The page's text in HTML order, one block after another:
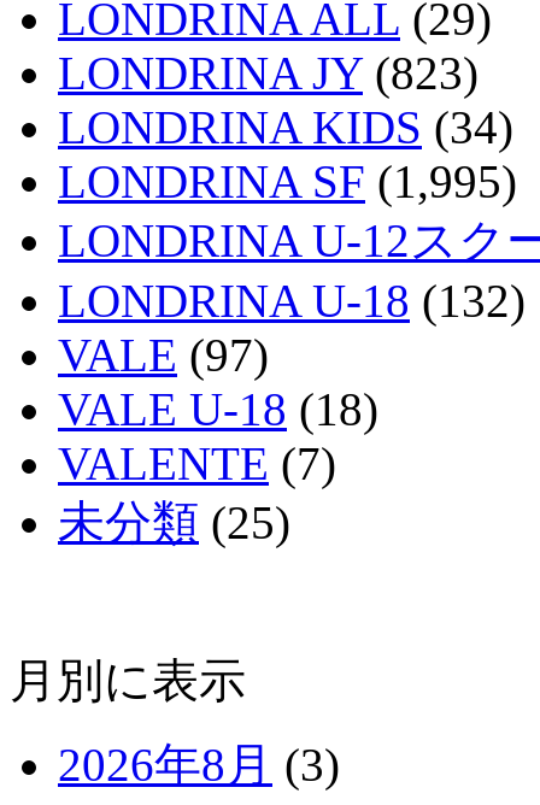
LONDRINA ALL (29)
LONDRINA JY(823)
LONDRINA KIDS (34)
LONDRINA SF (1,995)
LONDRINA U-12スク
LONDRINA U-18 (132)
VALE (97)
VALE U-18 (18)
VALENTE (7)
未分類 (25)
月別に表示
2026年8月 (3)